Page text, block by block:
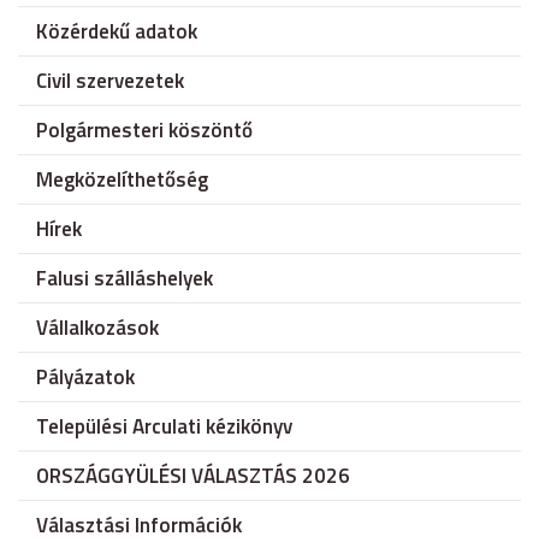
Közérdekű adatok
Civil szervezetek
Polgármesteri köszöntő
Megközelíthetőség
Hírek
Falusi szálláshelyek
Vállalkozások
Pályázatok
Települési Arculati kézikönyv
ORSZÁGGYÜLÉSI VÁLASZTÁS 2026
Választási Információk